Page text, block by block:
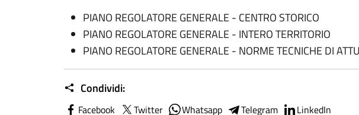
PIANO REGOLATORE GENERALE - CENTRO STORICO
PIANO REGOLATORE GENERALE - INTERO TERRITORIO
PIANO REGOLATORE GENERALE - NORME TECNICHE DI
Condividi:
Facebook Twitter Whatsapp Telegram LinkedIn